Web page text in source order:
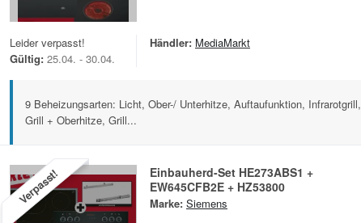
Leider verpasst!
Gültig: 25.04. - 30.04.
Händler: MediaMarkt
9 Beheizungsarten: Licht, Ober-/ Unterhitze, Auftaufunktion, Infrarotgrill,
Grill + Oberhitze, Grill...
Verpasst!
Einbauherd-Set HE273ABS1 +
EW645CFB2E + HZ53800
Marke: Siemens